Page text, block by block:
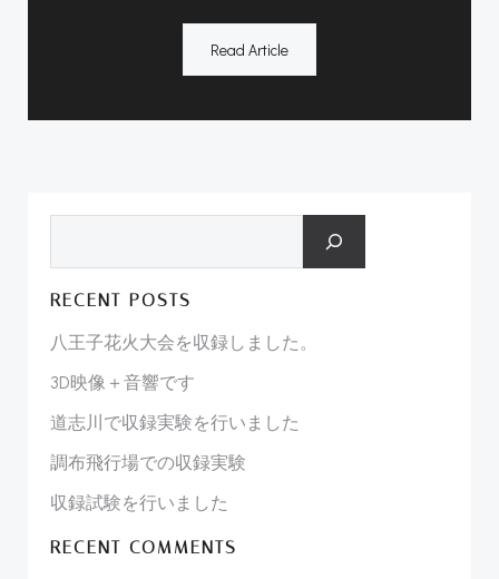
Read Article
RECENT POSTS
八王子花火大会を収録しました。
3D映像＋音響です
道志川で収録実験を行いました
調布飛行場での収録実験
収録試験を行いました
RECENT COMMENTS